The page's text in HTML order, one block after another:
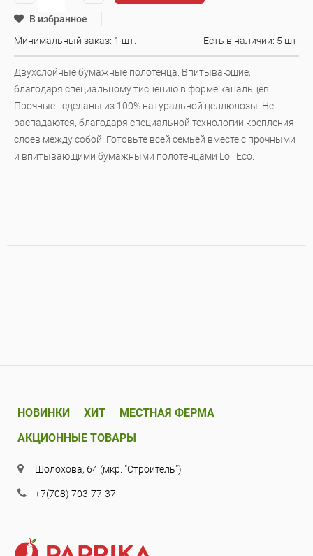
В избранное
Минимальный заказ: 1 шт.
Есть в наличии: 5 шт.
Двухслойные бумажные полотенца. Впитывающие,
благодаря специальному тиснению в форме канальцев.
Прочные - сделаны из 100% натуральной целлюлозы. Не
распадаются, благодаря специальной технологии крепления
слоев между собой. Готовьте всей семьей вместе с прочными
и впитывающими бумажными полотенцами Loli Eco.
НОВИНКИ ХИТ
МЕСТНАЯ ФЕРМА
АКЦИОННЫЕ ТОВАРЫ
Шолохова, 64 (мкр. "Строитель")
+7(708) 703-77-37